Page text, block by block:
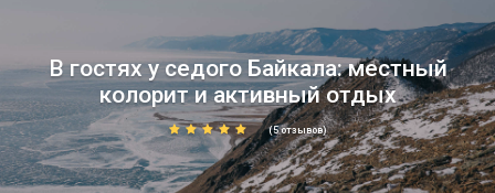
В гостях у седого Байкала: местный
колорит и активный отдых
(5 отзывов)